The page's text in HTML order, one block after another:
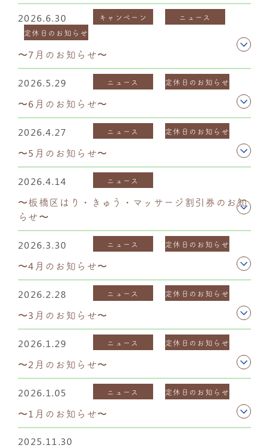
2026.6.30 キャンペーン
ニュース
定休日のお知らせ
〜7月のお知らせ〜
2026.5.29 ニュース 定休日のお知らせ
〜6月のお知らせ〜
2026.4.27 ニュース 定休日のお知らせ
〜5月のお知らせ〜
2026.4.14 ニュース
〜板橋区はり・きゅう・マッサージ割引券のお知
らせ〜
2026.3.30 ニュース 定休日のお知らせ
〜4月のお知らせ〜
2026.2.28 ニュース 定休日のお知らせ
〜3月のお知らせ〜
2026.1.29 ニュース 定休日のお知らせ
〜2月のお知らせ〜
2026.1.05 ニュース 定休日のお知らせ
〜1月のお知らせ〜
2025.11.30